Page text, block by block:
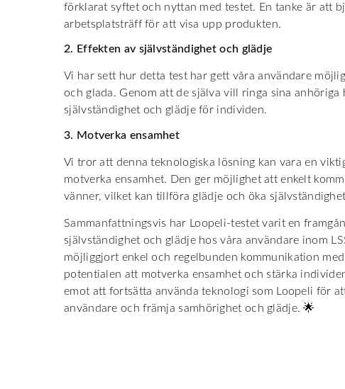
förklarat syftet och nyttan med testet. En tanke är att
arbetsplatsträff för att visa upp produkten.
2. Effekten av självständighet och glädje
Vi har sett hur detta test har gett våra användare
och glada. Genom att de själva vill ringa sina anhöriga
självständighet och glädje för individen.
3. Motverka ensamhet
Vi tror att denna teknologiska lösning kan vara en
motverka ensamhet. Den ger möjlighet att enkelt
vänner, vilket kan tillföra glädje och öka
Sammanfattningsvis har Loopeli-testet varit en
självständighet och glädje hos våra användare inom
möjliggjort enkel och regelbunden kommunikation
potentialen att motverka ensamhet och stärka
emot att fortsätta använda teknologi som Loopeli för
användare och främja samhörighet och glädje. 🌟